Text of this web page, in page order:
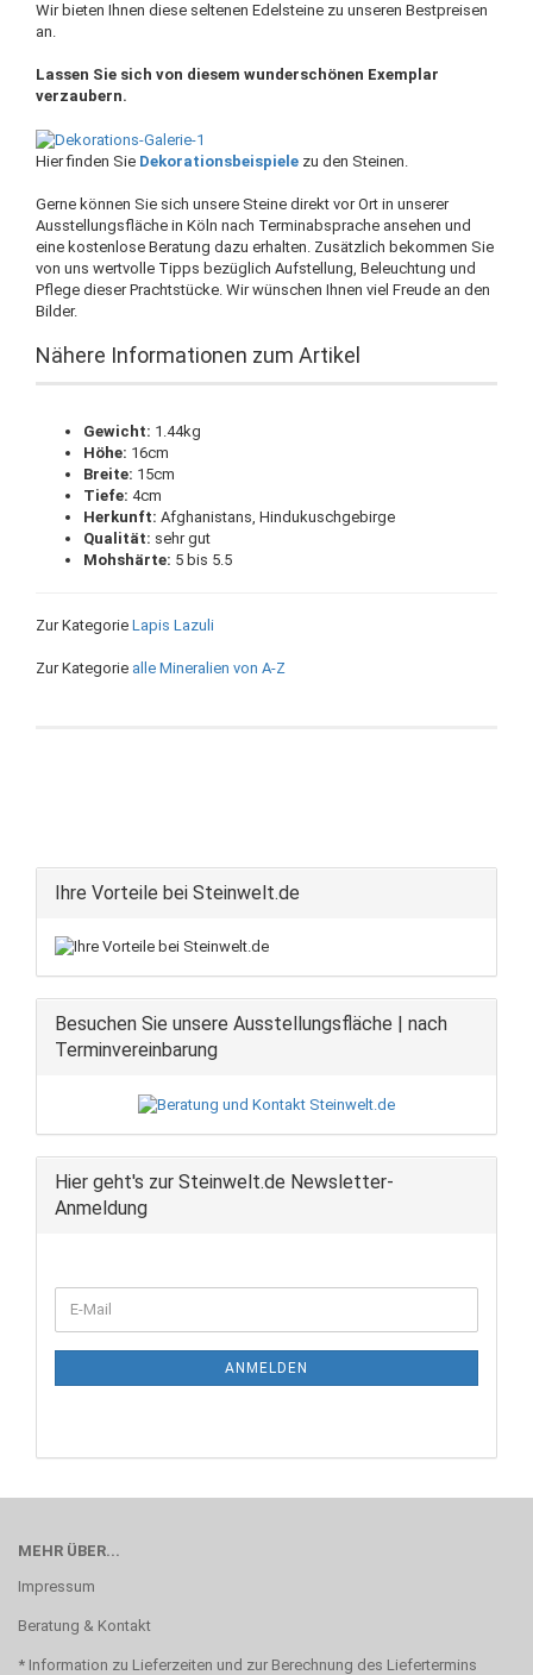
Wir bieten Ihnen diese seltenen Edelsteine zu unseren Bestpreisen
an.
Lassen Sie sich von diesem wunderschönen Exemplar
verzaubern.
Hier finden Sie Dekorationsbeispiele zu den Steinen.
Gerne können Sie sich unsere Steine direkt vor Ort in unserer
Ausstellungsfläche in Köln nach Terminabsprache ansehen und
eine kostenlose Beratung dazu erhalten. Zusätzlich bekommen Sie
von uns wertvolle Tipps bezüglich Aufstellung, Beleuchtung und
Pflege dieser Prachtstücke. Wir wünschen Ihnen viel Freude an den
Bilder.
Nähere Informationen zum Artikel
Gewicht: 1.44kg
Höhe: 16cm
Breite: 15cm
Tiefe: 4cm
Herkunft: Afghanistans, Hindukuschgebirge
Qualität: sehr gut
Mohshärte: 5 bis 5.5
Zur Kategorie Lapis Lazuli
Zur Kategorie alle Mineralien von A-Z
Ihre Vorteile bei Steinwelt.de
Besuchen Sie unsere Ausstellungsfläche | nach
Terminvereinbarung
Hier geht's zur Steinwelt.de Newsletter-
Anmeldung
ZUR
NEWSLETTER-
E-
Mail
ANMELDEN
MEHR ÜBER...
Impressum
Beratung & Kontakt
* Information zu Lieferzeiten und zur Berechnung des Liefertermins